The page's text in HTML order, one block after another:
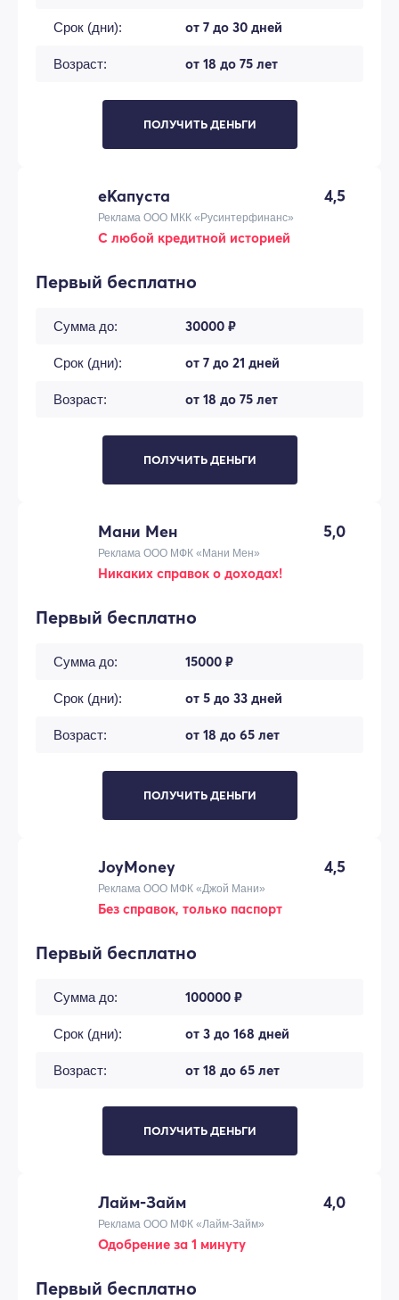
Срок (дни): от 7 до 30 дней
Возраст: от 18 до 75 лет
ПОЛУЧИТЬ ДЕНЬГИ
еКапуста 4,5
Реклама ООО МКК «Русинтерфинанс»
С любой кредитной историей
Первый бесплатно
Сумма до: 30000 ₽
Срок (дни): от 7 до 21 дней
Возраст: от 18 до 75 лет
ПОЛУЧИТЬ ДЕНЬГИ
Мани Мен 5,0
Реклама ООО МФК «Мани Мен»
Никаких справок о доходах!
Первый бесплатно
Сумма до: 15000 ₽
Срок (дни): от 5 до 33 дней
Возраст: от 18 до 65 лет
ПОЛУЧИТЬ ДЕНЬГИ
JoyMoney 4,5
Реклама ООО МФК «Джой Мани»
Без справок, только паспорт
Первый бесплатно
Сумма до: 100000 ₽
Срок (дни): от 3 до 168 дней
Возраст: от 18 до 65 лет
ПОЛУЧИТЬ ДЕНЬГИ
Лайм-Займ 4,0
Реклама ООО МФК «Лайм-Займ»
Одобрение за 1 минуту
Первый бесплатно